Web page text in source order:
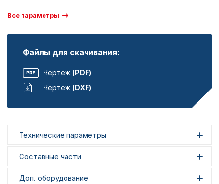
Все параметры
Файлы для скачивания:
Чертеж (PDF)
Чертеж (DXF)
Технические параметры
Составные части
Доп. оборудование